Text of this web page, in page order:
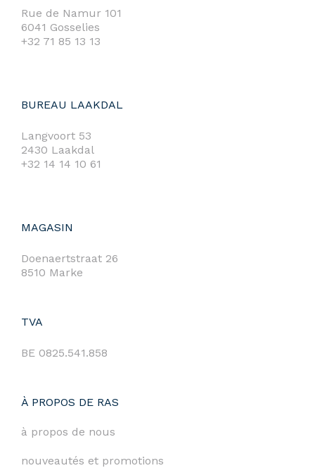
Rue de Namur 101
6041 Gosselies
+32 71 85 13 13
BUREAU LAAKDAL
Langvoort 53
2430 Laakdal
+32 14 14 10 61
MAGASIN
Doenaertstraat 26
8510 Marke
TVA
BE 0825.541.858
À PROPOS DE RAS
à propos de nous
nouveautés et promotions